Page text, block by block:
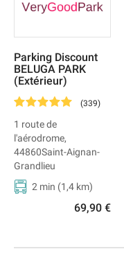
Parking Discount
BELUGA PARK
(Extérieur)
(339)
1 route de
l'aérodrome,
44860Saint-Aignan-
Grandlieu
2 min (1,4 km)
69,90 €